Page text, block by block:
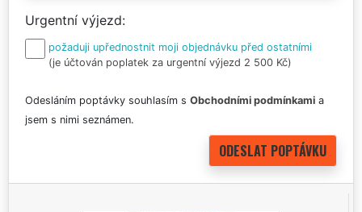
Urgentní výjezd
požaduji upřednostnit moji objednávku před ostatními
(je účtován poplatek za urgentní výjezd 2 500 Kč)
Odesláním poptávky souhlasím s Obchodními podmínkami a
jsem s nimi seznámen.